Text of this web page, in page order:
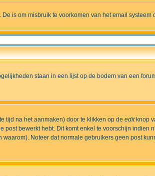
is om misbruik te voorkomen van het email systeem
staan in een lijst op de bodem van een
tijd na het aanmaken) door te klikken op de editknop
bewerkt hebt. Dit komt enkel te voorschijn indien
Noteer dat normale gebruikers geen post